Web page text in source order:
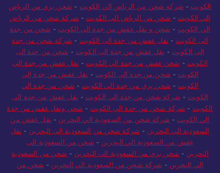
الكويت - شركة شحن من الرياض الي الكويت - شحن بري من الرياض
الي الكويت - شحن من الرياض الى الكويت - شركة شحن من الرياض
الي الكويت - شحن و نقل عفش من جدة الى الكويت - شحن من جدة
الى الكويت - نقل عفش من جدة الى الكويت - شركة شحن من جدة
إلى الكويت - نقل عفش من جدة الى الكويت - شحن من جدة الى
الكويت - شحن عفش من جدة الي الكويت - نقل عفش من جدة الى
الكويت - شحن من جدة الى الكويت - نقل عفش من جدة إلى
الكويت - شحن بري من جدة الي الكويت - شحن من جدة الي
الكويت - شركة شحن من جدة الي الكويت - نقل عفش من جدة الى
الكويت - شركة شحن من جدة الي الكويت - شحن ونقل عفش من جدة
الي الكويت - شركة شحن من السعودية الي البحرين - نقل عفش من
السعودية الي البحرين - شركة شحن من السعودية إلى البحرين - نقل
عفش من السعودية الي البحرين - شحن من السعودية الى
البحرين - شحن بري من السعودية الي البحرين - شحن من السعودية
الي البحرين - شركة شحن من السعودية الي البحرين - شحن من